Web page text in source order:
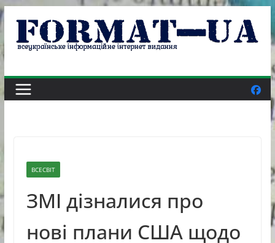
Skip
content
ВСЕСВІТ
ЗМІ дізналися про
нові плани США щодо